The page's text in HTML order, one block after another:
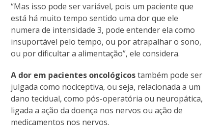
“Mas isso pode ser variável, pois um paciente que
está há muito tempo sentido uma dor que ele
numera de intensidade 3, pode entender ela como
insuportável pelo tempo, ou por atrapalhar o sono,
ou por dificultar a alimentação”, ele considera.
A dor em pacientes oncológicostambém pode ser
julgada como nociceptiva, ou seja, relacionada a um
dano tecidual, como pós-operatória ou neuropática,
ligada a ação da doença nos nervos ou ação de
medicamentos nos nervos.